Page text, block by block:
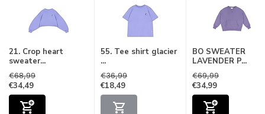
21. Crop heart
sweater...
€68,99
€34,49
55. Tee shirt glacier
...
€36,99
€18,49
BO SWEATER
LAVENDER P...
€69,99
€34,99